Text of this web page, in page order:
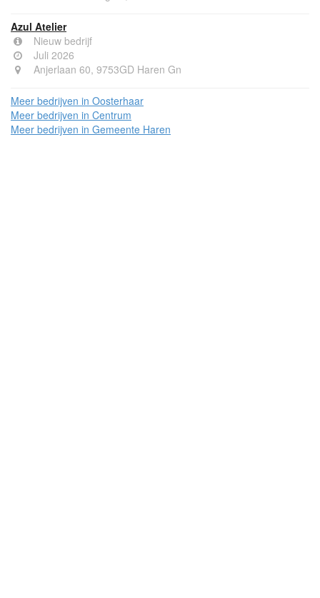
Azul Atelier
Nieuw bedrijf
Juli 2026
Anjerlaan 60, 9753GD Haren Gn
Meer bedrijven in Oosterhaar
Meer bedrijven in Centrum
Meer bedrijven in Gemeente Haren